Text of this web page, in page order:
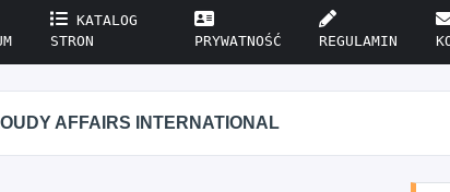
KATALOG
STRON
PRYWATNOŚĆ REGULAMIN
AFFAIRS INTERNATIONAL